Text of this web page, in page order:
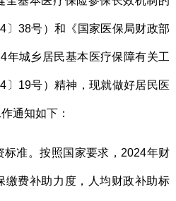
〕38号）和《国家医保局财政部
年城乡居民基本医疗保障有关工
〕19号）精神，现就做好居民医
通知如下：
准。按照国家要求，2024年财
缴费补助力度，人均财政补助标